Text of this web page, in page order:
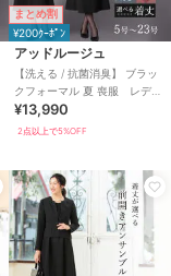
まとめ割
¥200ｸｰﾎﾟﾝ
アッドルージュ
【洗える / 抗菌消臭】 ブラッ
クフォーマル 夏 喪服 レディ
ース 着丈が選べる 5号～23
号
¥13,990
2点以上で5%OFF